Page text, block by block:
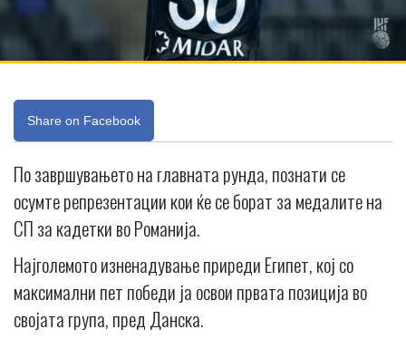
Share on Facebook
По завршувањето на главната рунда, познати се
осумте репрезентации кои ќе се борат за медалите на
СП за кадетки во Романија.
Најголемото изненадување приреди Египет, кој со
максимални пет победи ја освои првата позиција во
својата група, пред Данска.